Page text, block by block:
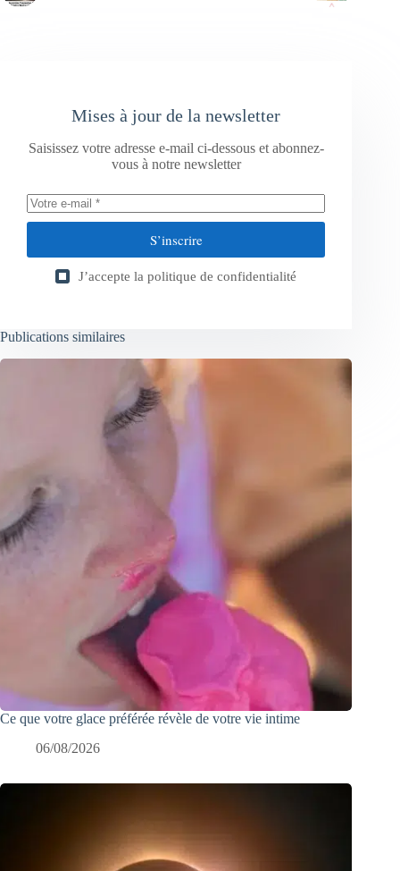
Mises à jour de la newsletter
Saisissez votre adresse e-mail ci-dessous et abonnez-
vous à notre newsletter
S’inscrire
J’accepte la politique de confidentialité
Publications similaires
Ce que votre glace préférée révèle de votre vie intime
06/08/2026